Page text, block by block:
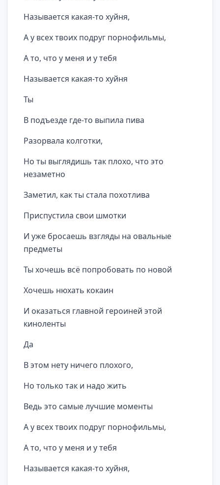
Называется какая-то хуйня,
А у всех твоих подруг порнофильмы,
А то, что у меня и у тебя
Называется какая-то хуйня
Ты
В подъезде где-то выпила пива
Разорвала колготки,
Но ты выглядишь так плохо, что это
незаметно
Заметил, как ты стала похотлива
Приспустила свои шмотки
И уже бросаешь взгляды на овальные
предметы
Ты хочешь всё попробовать по новой
Хочешь нюхать кокаин
И оказаться главной героиней этой
киноленты
Да
В этом нету ничего плохого,
Но только так и надо жить
Ведь это самые лучшие моменты
А у всех твоих подруг порнофильмы,
А то, что у меня и у тебя
Называется какая-то хуйня,